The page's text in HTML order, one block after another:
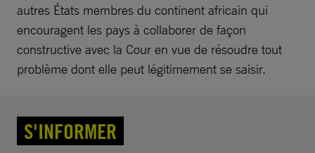
autres États membres du continent africain qui
encouragent les pays à collaborer de façon
constructive avec la Cour en vue de résoudre tout
problème dont elle peut légitimement se saisir.
S'INFORMER